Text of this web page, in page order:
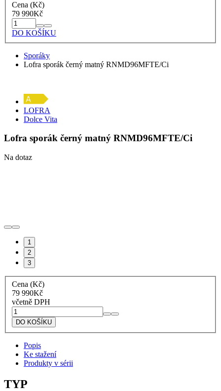
Cena (Kč)
79 990Kč
DO KOŠÍKU
Sporáky
Lofra sporák černý matný RNMD96MFTE/Ci
LOFRA
Dolce Vita
Lofra sporák černý matný RNMD96MFTE/Ci
Na dotaz
1
2
3
Cena (Kč)
79 990Kč
včetně DPH
Lofra
sporák
černý
RNMD96MFTE/Ci
množství
DO KOŠÍKU
Popis
Ke stažení
Produkty v sérii
TYP